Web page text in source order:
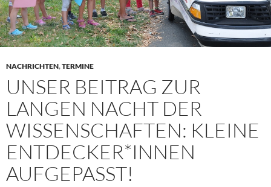
NACHRICHTEN,TERMINE
UNSER BEITRAG ZUR
LANGEN NACHT DER
WISSENSCHAFTEN: KLEINE
ENTDECKER*INNEN
AUFGEPASST!